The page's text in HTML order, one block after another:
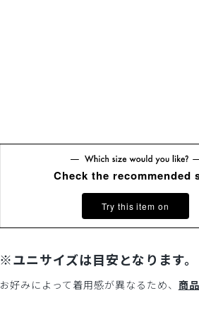
Check the recommended
Try this item on
※ユニサイズは目安となります。
お好みによって着用感が異なるため、 商